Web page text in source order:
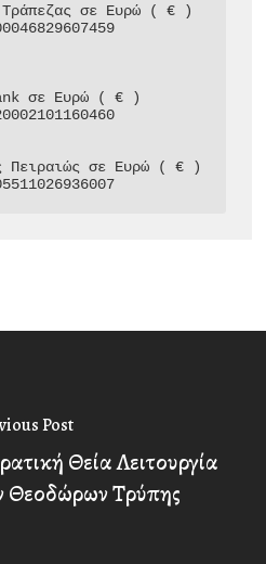
Τράπεζας σε Ευρώ ( € )
σε Ευρώ ( € )
Πειραιώς σε Ευρώ ( € )
Post
Θεία Λειτουργία
Θεοδώρων Τρύπης